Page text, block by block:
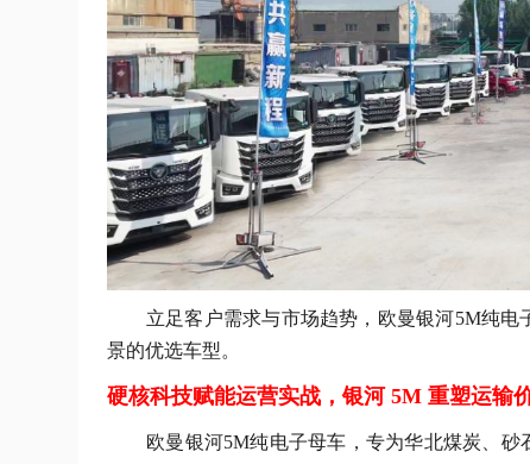
立足客户需求与市场趋势，欧曼银河5M纯电
景的优选车型。
硬核科技赋能运营实战，银河 5M 重塑运输
欧曼银河5M纯电子母车，专为华北煤炭、